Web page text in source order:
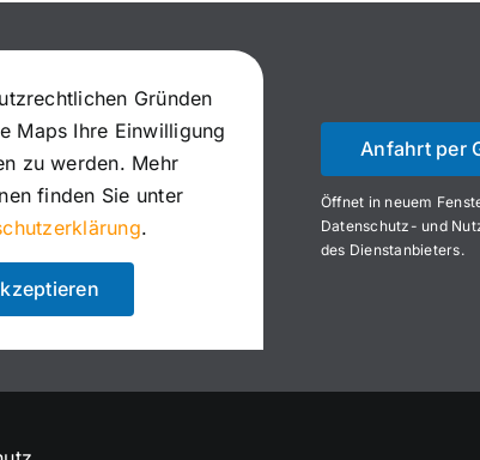
Gründen
Maps Ihre Einwilligung
zu werden. Mehr
finden Sie unter
.
Anfahrt per
Öffnet in neuem
Datenschutz- und
des Dienstanbieters.